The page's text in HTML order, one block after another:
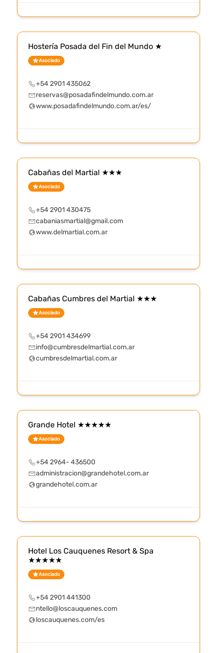
Hostería Posada del Fin del Mundo ★
Asociado
+54 2901 435062
reservas@posadafindelmundo.com.ar
www.posadafindelmundo.com.ar/es/
Cabañas del Martial ★★★
Asociado
+54 2901 430475
cabaniasmartial@gmail.com
www.delmartial.com.ar
Cabañas Cumbres del Martial ★★★
Asociado
+54 2901 434699
info@cumbresdelmartial.com.ar
cumbresdelmartial.com.ar
Grande Hotel ★★★★★
Asociado
+54 2964- 436500
administracion@grandehotel.com.ar
grandehotel.com.ar
Hotel Los Cauquenes Resort & Spa
★★★★★
Asociado
+54 2901 441300
ntello@loscauquenes.com
loscauquenes.com/es